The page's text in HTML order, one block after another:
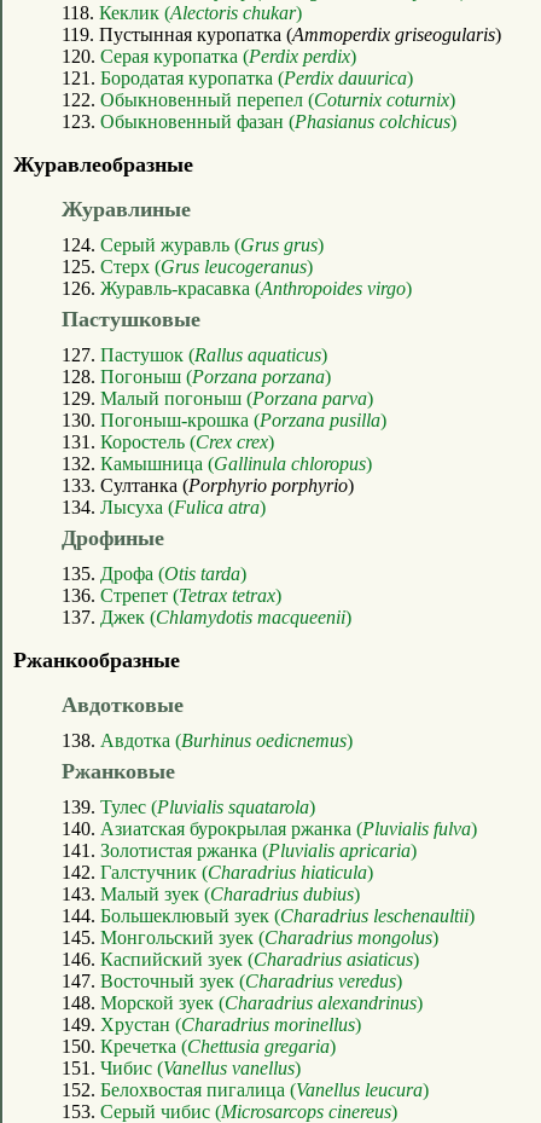
118. Кеклик (Alectoris chukar)
119. Пустынная куропатка (Ammoperdix griseogularis)
120. Серая куропатка (Perdix perdix)
121. Бородатая куропатка (Perdix dauurica)
122. Обыкновенный перепел (Coturnix coturnix)
123. Обыкновенный фазан (Phasianus colchicus)
Журавлеобразные
Журавлиные
124. Серый журавль (Grus grus)
125. Стерх (Grus leucogeranus)
126. Журавль-красавка (Anthropoides virgo)
Пастушковые
127. Пастушок (Rallus aquaticus)
128. Погоныш (Porzana porzana)
129. Малый погоныш (Porzana parva)
130. Погоныш-крошка (Porzana pusilla)
131. Коростель (Crex crex)
132. Камышница (Gallinula chloropus)
133. Султанка (Porphyrio porphyrio)
134. Лысуха (Fulica atra)
Дрофиные
135. Дрофа (Otis tarda)
136. Стрепет (Tetrax tetrax)
137. Джек (Chlamydotis macqueenii)
Ржанкообразные
Авдотковые
138. Авдотка (Burhinus oedicnemus)
Ржанковые
139. Тулес (Pluvialis squatarola)
140. Азиатская бурокрылая ржанка (Pluvialis fulva)
141. Золотистая ржанка (Pluvialis apricaria)
142. Галстучник (Charadrius hiaticula)
143. Малый зуек (Charadrius dubius)
144. Большеклювый зуек (Charadrius leschenaultii)
145. Монгольский зуек (Charadrius mongolus)
146. Каспийский зуек (Charadrius asiaticus)
147. Восточный зуек (Charadrius veredus)
148. Морской зуек (Charadrius alexandrinus)
149. Хрустан (Charadrius morinellus)
150. Кречетка (Chettusia gregaria)
151. Чибис (Vanellus vanellus)
152. Белохвостая пигалица (Vanellus leucura)
153. Серый чибис (Microsarcops cinereus)